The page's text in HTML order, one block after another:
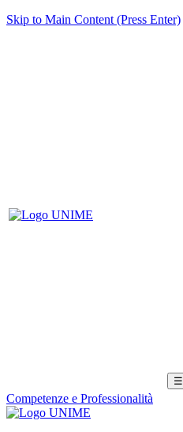
Skip to Main Content (Press Enter)
☰
Competenze e Professionalità